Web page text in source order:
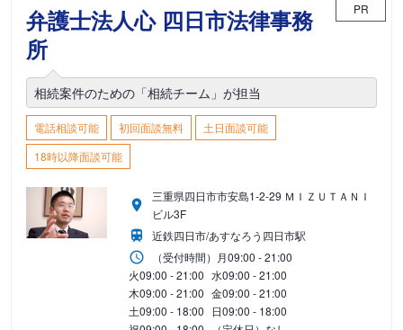
弁護士法人心 四日市法律事務
所
PR
相続案件のための「相続チーム」が担当
電話相談可能 初回面談無料
土日面談可能
18時以降面談可能
三重県四日市市安島1-2-29 ＭＩＺＵＴＡＮＩ
ビル3F
近鉄四日市/あすなろう四日市駅
（受付時間） 月09:00 - 21:00
火09:00 - 21:00 水09:00 - 21:00
木09:00 - 21:00 金09:00 - 21:00
土09:00 - 18:00 日09:00 - 18:00